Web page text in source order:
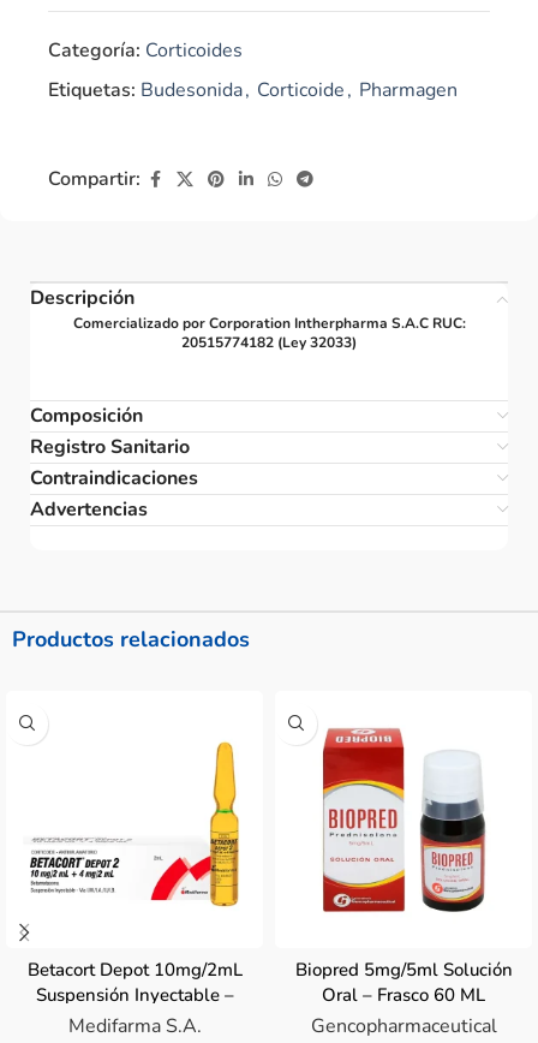
Categoría: Corticoides
Etiquetas: Budesonida, Corticoide, Pharmagen
Compartir:
Descripción
Comercializado por Corporation Intherpharma S.A.C RUC:
20515774182 (Ley 32033)
Composición
Registro Sanitario
Contraindicaciones
Advertencias
Productos relacionados
Betacort Depot 10mg/2mL
Suspensión Inyectable –
Ampolla 2 ML
Medifarma S.A.
Biopred 5mg/5ml Solución
Oral – Frasco 60 ML
Gencopharmaceutical